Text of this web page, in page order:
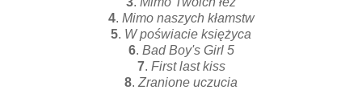
4. Mimo naszych kłamstw
5. W poświacie księżyca
6. Bad Boy's Girl 5
7. First last kiss
8. Zranione uczucia